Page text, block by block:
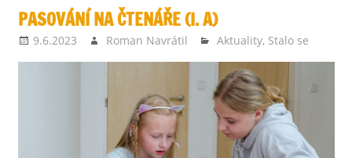
PASOVÁNÍ NA ČTENÁŘE (I. A)
9.6.2023 Roman Navrátil Aktuality, Stalo se